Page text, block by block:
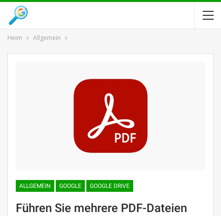
Heim Allgemein
ALLGEMEIN GOOGLE GOOGLE DRIVE
Führen Sie mehrere PDF-Dateien